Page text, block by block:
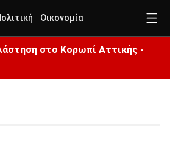
Οικονομία
στο Κορωπί Αττικής -